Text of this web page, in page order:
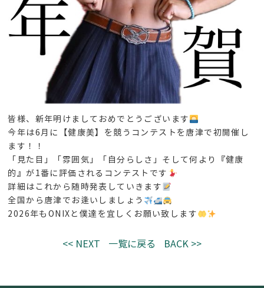
皆様、新年明けましておめでとうございます
今年は6月に【健康美】を競うコンテストを唐津で初開催し
ます！！
「見た目」「雰囲気」「自分らしさ」そして何より『健康
的』が1番に評価されるコンテストです
詳細はこれから随時発表していきます
全国から唐津でお逢いしましょう
2026年もONIXと僕達を宜しくお願い致します
<< NEXT 一覧に戻る BACK >>